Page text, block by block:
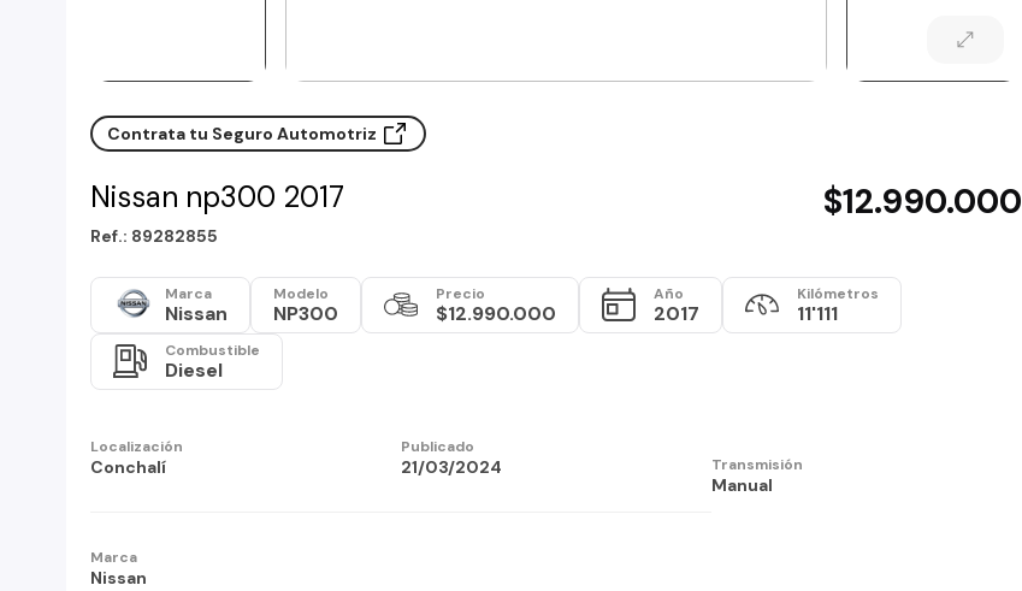
Contrata tu Seguro Automotriz
Nissan np300 2017 $12.990.000
Ref.: 89282855
Marca
Nissan
Modelo
NP300
Precio
$12.990.000
Año
2017
Kilómetros
11'111
Combustible
Diesel
Localización
Conchalí
Publicado
21/03/2024 Transmisión
Manual
Marca
Nissan